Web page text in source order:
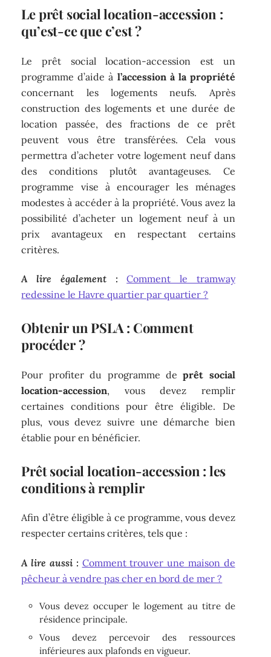
Le prêt social location-accession :
qu’est-ce que c’est ?
Le prêt social location-accession est un
programme d’aide à l’accession à la propriété
concernant les logements neufs. Après
construction des logements et une durée de
location passée, des fractions de ce prêt
peuvent vous être transférées. Cela vous
permettra d’acheter votre logement neuf dans
des conditions plutôt avantageuses. Ce
programme vise à encourager les ménages
modestes à accéder à la propriété. Vous avez la
possibilité d’acheter un logement neuf à un
prix avantageux en respectant certains
critères.
A lire également :
Comment le tramway
redessine le Havre quartier par quartier ?
Obtenir un PSLA : Comment
procéder ?
Pour profiter du programme deprêt social
location-accession, vous devez remplir
certaines conditions pour être éligible. De
plus, vous devez suivre une démarche bien
établie pour en bénéficier.
Prêt social location-accession : les
conditions à remplir
Afin d’être éligible à ce programme, vous devez
respecter certains critères, tels que :
A lire aussi : Comment trouver une maison de
pêcheur à vendre pas cher en bord de mer ?
Vous devez occuper le logement au titre de
résidence principale.
Vous devez percevoir des ressources
inférieures aux plafonds en vigueur.